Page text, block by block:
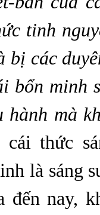
tinh
bị các
bổn minh
hành mà
thức
là sáng
đến nay,